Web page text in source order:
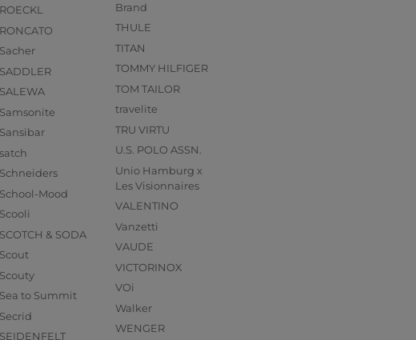
ROECKL
RONCATO
Sacher
SADDLER
SALEWA
Samsonite
Sansibar
satch
Schneiders
School-Mood
Scooli
SCOTCH & SODA
Scout
Scouty
Sea to Summit
Secrid
SEIDENFELT
Brand
THULE
TITAN
TOMMY HILFIGER
TOM TAILOR
travelite
TRU VIRTU
U.S. POLO ASSN.
Unio Hamburg x
Les Visionnaires
VALENTINO
Vanzetti
VAUDE
VICTORINOX
VOi
Walker
WENGER